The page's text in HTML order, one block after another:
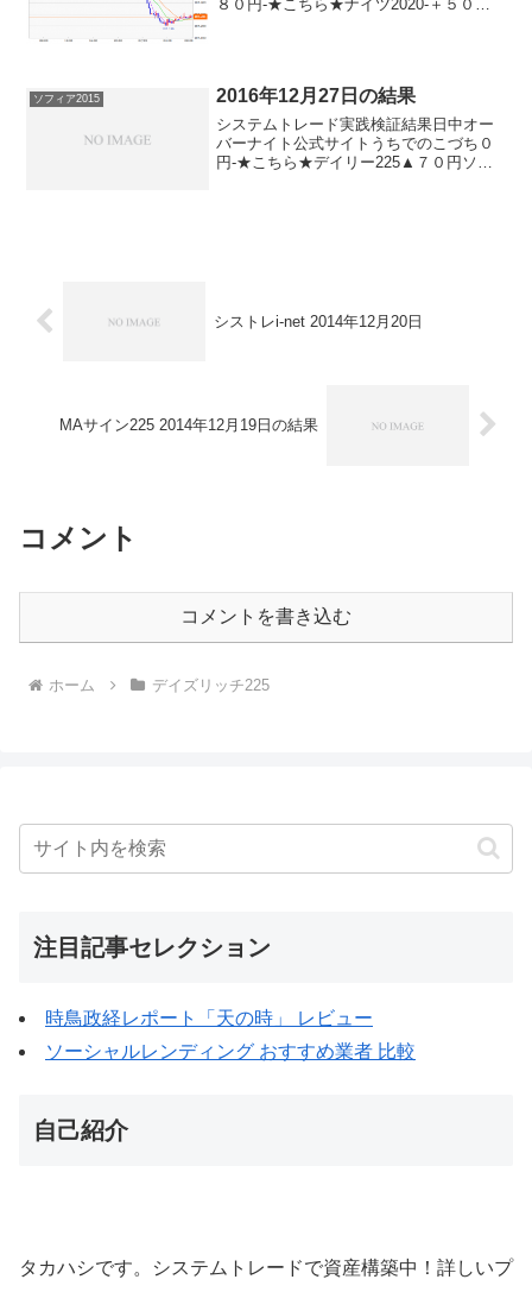
８０円-★こちら★ナイツ2020-＋５０円
ソフィア2015 2016年12月27日の結果
システムトレード実践検証結果日中オー
バーナイト公式サイトうちでのこづち０
円-★こちら★デイリー225▲７０円ソフ
シストレi-net 2014年12月20日
MAサイン225 2014年12月19日の結果
コメント
コメントを書き込む
ホーム デイズリッチ225
注目記事セレクション
時鳥政経レポート「天の時」 レビュー
ソーシャルレンディング おすすめ業者 比較
自己紹介
タカハシです。システムトレードで資産構築中！詳しいプ